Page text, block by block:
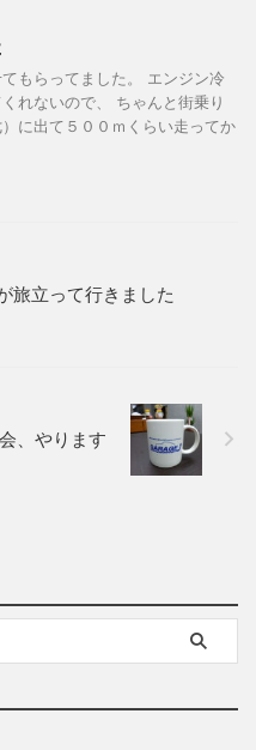
もらってました。 エンジン冷
れないので、 ちゃんと街乗り
に出て５００ｍくらい走ってか
旅立って行きました
、やります